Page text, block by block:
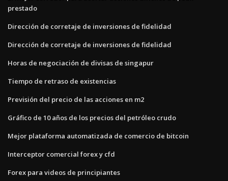
prestado
Dirección de corretaje de inversiones de fidelidad
Dirección de corretaje de inversiones de fidelidad
Horas de negociación de divisas de singapur
Tiempo de retraso de existencias
Previsión del precio de las acciones en m2
Gráfico de 10 años de los precios del petróleo crudo
Mejor plataforma automatizada de comercio de bitcoin
Interceptor comercial forex y cfd
Forex para videos de principiantes